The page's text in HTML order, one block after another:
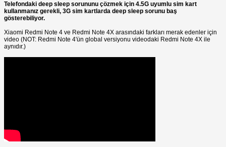
Telefondaki deep sleep sorununu çözmek için 4.5G uyumlu sim kart
kullanmanız gerekli, 3G sim kartlarda deep sleep sorunu baş
gösterebiliyor.
Xiaomi Redmi Note 4 ve Redmi Note 4X arasındaki farkları merak edenler için
video (NOT: Redmi Note 4'ün global versiyonu videodaki Redmi Note 4X ile
aynıdır.)